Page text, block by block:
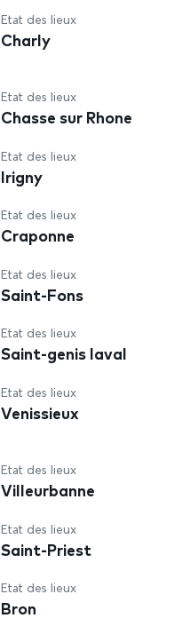
Etat des lieux
Charly
Etat des lieux
Chasse sur Rhone
Etat des lieux
Irigny
Etat des lieux
Craponne
Etat des lieux
Saint-Fons
Etat des lieux
Saint-genis laval
Etat des lieux
Venissieux
Etat des lieux
Villeurbanne
Etat des lieux
Saint-Priest
Etat des lieux
Bron